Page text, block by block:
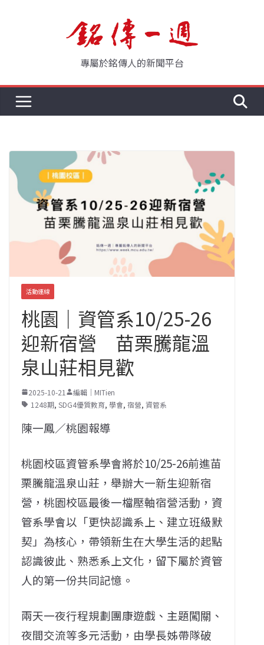
專屬於銘傳人的新聞平台
活動連線
桃園｜資管系10/25-26
迎新宿營 苗栗騰龍溫
泉山莊相見歡
2025-10-21
編輯｜MITien
1248期, SDG4優質教育, 學會, 宿營, 資管系
陳一鳳／桃園報導
桃園校區資管系學會將於10/25-26前進苗
栗騰龍溫泉山莊，舉辦大一新生迎新宿
營，桃園校區最後一檔壓軸宿營活動，資
管系學會以「更快認識系上、建立班級默
契」為核心，帶領新生在大學生活的起點
認識彼此、熟悉系上文化，留下屬於資管
人的第一份共同記憶。
兩天一夜行程規劃團康遊戲、主題闖關、
夜間交流等多元活動，由學長姊帶隊破